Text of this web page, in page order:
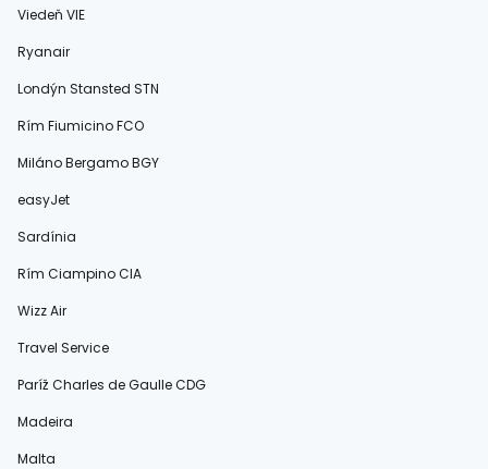
Viedeň VIE
Ryanair
Londýn Stansted STN
Rím Fiumicino FCO
Miláno Bergamo BGY
easyJet
Sardínia
Rím Ciampino CIA
Wizz Air
Travel Service
Paríž Charles de Gaulle CDG
Madeira
Malta